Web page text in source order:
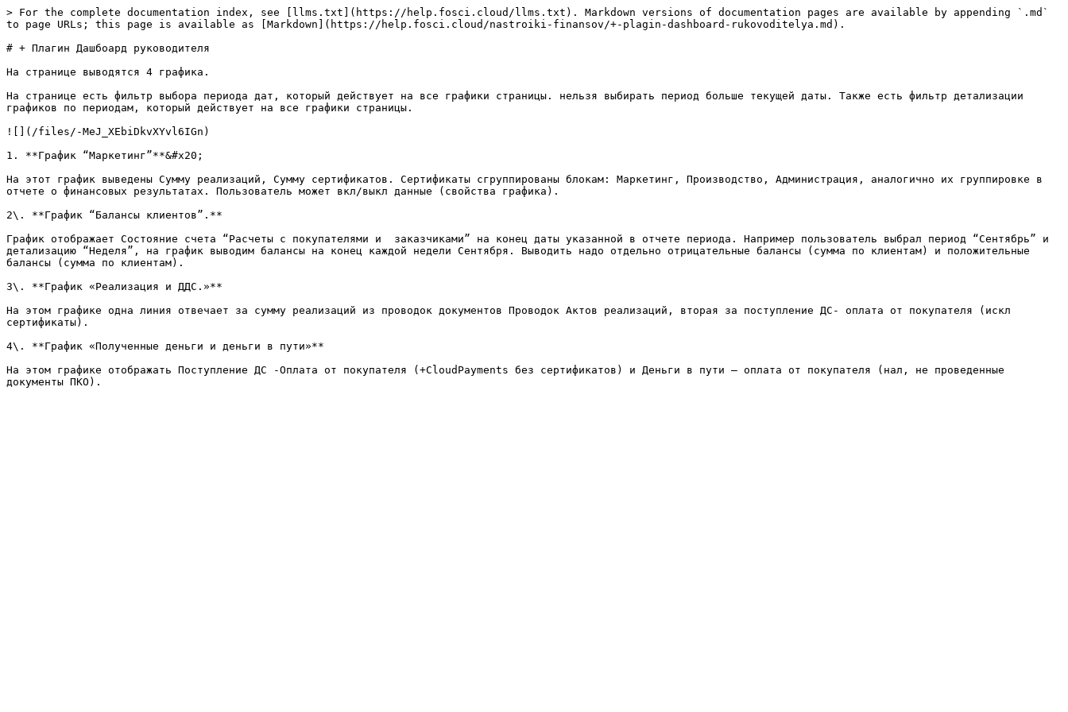
> For the complete documentation index, see [llms.txt](https://help.fosci.cloud/llms.txt). Markdown versions of documentation pages are available by appending `.md`
to page URLs; this page is available as [Markdown](https://help.fosci.cloud/nastroiki-finansov/+-plagin-dashboard-rukovoditelya.md).
# + Плагин Дашбоард руководителя
На странице выводятся 4 графика.
На странице есть фильтр выбора периода дат, который действует на все графики страницы. нельзя выбирать период больше текущей даты. Также есть фильтр детализации
графиков по периодам, который действует на все графики страницы.
![](/files/-MeJ_XEbiDkvXYvl6IGn)
1. **График “Маркетинг”**&#x20;
На этот график выведены Сумму реализаций, Сумму сертификатов. Сертификаты сгруппированы блокам: Маркетинг, Производство, Администрация, аналогично их группировке в
отчете о финансовых результатах. Пользователь может вкл/выкл данные (свойства графика).
2\. **График “Балансы клиентов”.**
График отображает Состояние счета “Расчеты с покупателями и  заказчиками” на конец даты указанной в отчете периода. Например пользователь выбрал период “Сентябрь” и
детализацию “Неделя”, на график выводим балансы на конец каждой недели Сентября. Выводить надо отдельно отрицательные балансы (сумма по клиентам) и положительные
балансы (сумма по клиентам).
3\. **График «Реализация и ДДС.»**
На этом графике одна линия отвечает за сумму реализаций из проводок документов Проводок Актов реализаций, вторая за поступление ДС- оплата от покупателя (искл
сертификаты).
4\. **График «Полученные деньги и деньги в пути»**
На этом графике отображать Поступление ДС -Оплата от покупателя (+CloudPayments без сертификатов) и Деньги в пути — оплата от покупателя (нал, не проведенные